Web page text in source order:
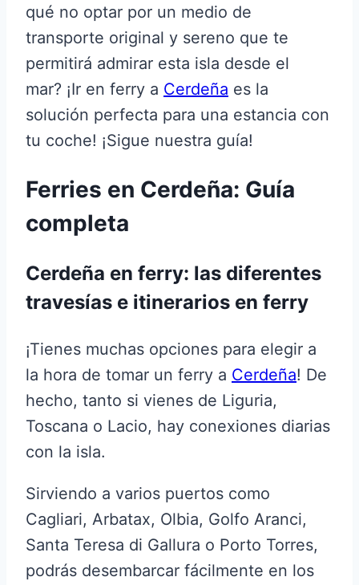
qué no optar por un medio de
transporte original y sereno que te
permitirá admirar esta isla desde el
mar? ¡Ir en ferry a Cerdeña es la
solución perfecta para una estancia con
tu coche! ¡Sigue nuestra guía!
Ferries en Cerdeña: Guía
completa
Cerdeña en ferry: las diferentes
travesías e itinerarios en ferry
¡Tienes muchas opciones para elegir a
la hora de tomar un ferry a Cerdeña! De
hecho, tanto si vienes de Liguria,
Toscana o Lacio, hay conexiones diarias
con la isla.
Sirviendo a varios puertos como
Cagliari, Arbatax, Olbia, Golfo Aranci,
Santa Teresa di Gallura o Porto Torres,
podrás desembarcar fácilmente en los